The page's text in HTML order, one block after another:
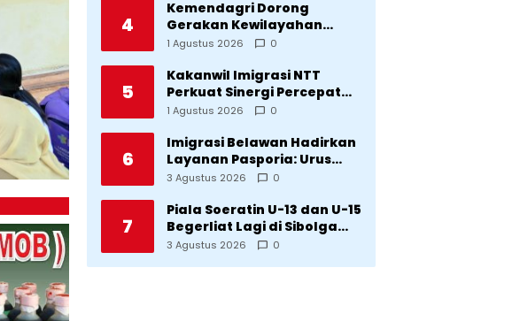
4
Kemendagri Dorong
Gerakan Kewilayahan
Lawan Tuberkulosis
1 Agustus 2026 0
5
Kakanwil Imigrasi NTT
Perkuat Sinergi Percepat
Pembentukan Kantor
1 Agustus 2026 0
6
Imigrasi Belawan Hadirkan
Layanan Pasporia: Urus
Paspor di Hari Libur
3 Agustus 2026 0
7
Piala Soeratin U-13 dan U-15
Begerliat Lagi di Sibolga
Setelah Stadion Horas
3 Agustus 2026 0